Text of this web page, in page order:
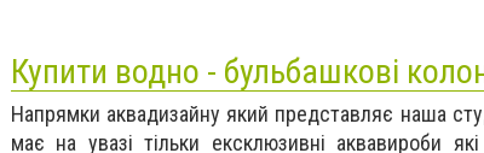
Купити водно - бульбашкові
Напрямки аквадизайну який представляє наша
має на увазі тільки ексклюзивні аквавироби